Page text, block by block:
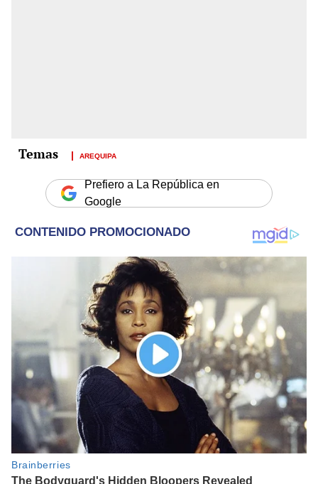
AREQUIPA
Prefiero a La República en
Google